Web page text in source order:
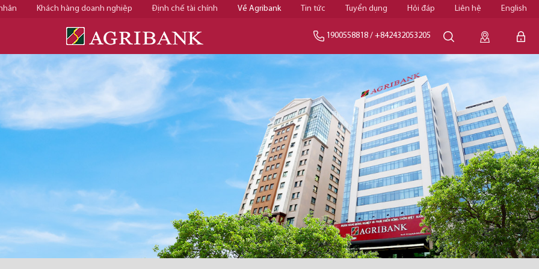
Khách hàng doanh nghiệp Định chế tài chính Về Agribank Tin tức Tuyển dụng Hỏi đáp Liên hệ English
1900558818 / +842432053205